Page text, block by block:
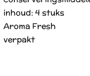
inhoud: 4 stuks
Aroma Fresh
verpakt